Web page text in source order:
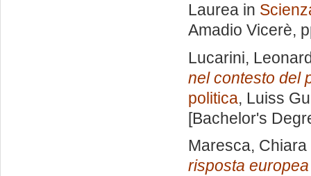
Laurea in
Amadio Vicerè,
Lucarini,
nel contesto del
politica, Luiss
[Bachelor's
Maresca, Chiara
risposta